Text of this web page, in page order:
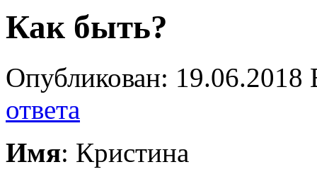
Как быть?
Опубликован:
ответа
Имя: Кристина